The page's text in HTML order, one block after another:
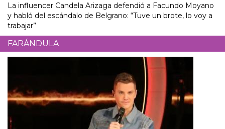
La influencer Candela Arizaga defendió a Facundo Moyano
y habló del escándalo de Belgrano: “Tuve un brote, lo voy a
trabajar”
FARÁNDULA